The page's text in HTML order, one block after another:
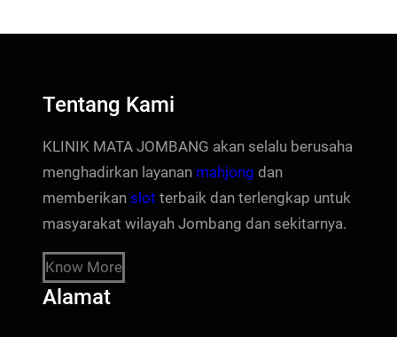
Tentang Kami
KLINIK MATA JOMBANG akan selalu berusaha
menghadirkan layanan mahjong dan
memberikan slot terbaik dan terlengkap untuk
masyarakat wilayah Jombang dan sekitarnya.
Know More
Alamat